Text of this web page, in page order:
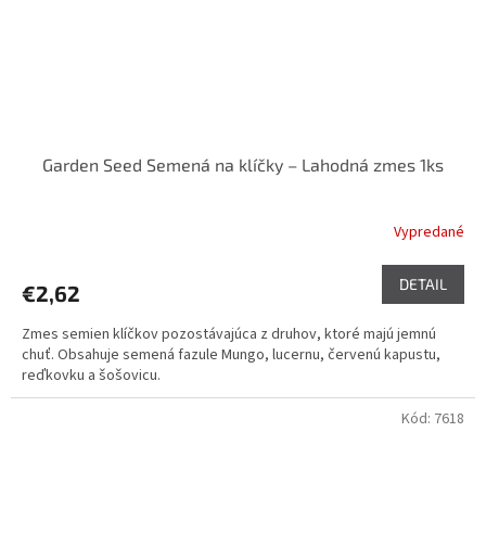
Garden Seed Semená na klíčky – Lahodná zmes 1ks
Vypredané
€2,62 DETAIL
Zmes semien klíčkov pozostávajúca z druhov, ktoré majú jemnú
chuť. Obsahuje semená fazule Mungo, lucernu, červenú kapustu,
reďkovku a šošovicu.
Kód: 7618